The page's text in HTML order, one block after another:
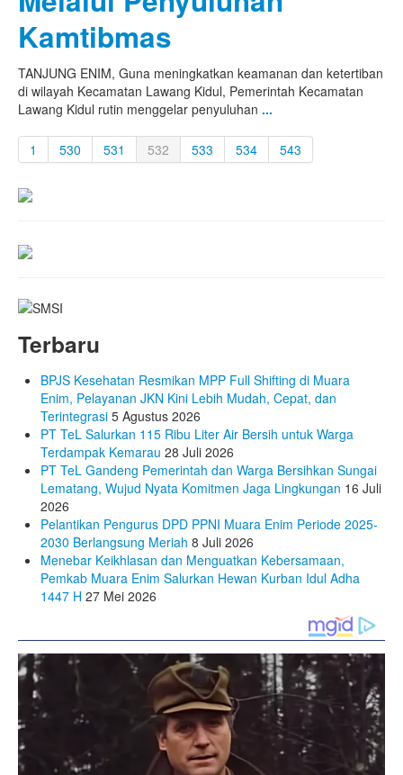
Kamtibmas
TANJUNG ENIM, Guna meningkatkan keamanan dan ketertiban
di wilayah Kecamatan Lawang Kidul, Pemerintah Kecamatan
Lawang Kidul rutin menggelar penyuluhan ...
1 530 531 532 533 534 543
Terbaru
BPJS Kesehatan Resmikan MPP Full Shifting di Muara
Enim, Pelayanan JKN Kini Lebih Mudah, Cepat, dan
Terintegrasi 5 Agustus 2026
PT TeL Salurkan 115 Ribu Liter Air Bersih untuk Warga
Terdampak Kemarau 28 Juli 2026
PT TeL Gandeng Pemerintah dan Warga Bersihkan Sungai
Lematang, Wujud Nyata Komitmen Jaga Lingkungan 16 Juli
2026
Pelantikan Pengurus DPD PPNI Muara Enim Periode 2025-
2030 Berlangsung Meriah 8 Juli 2026
Menebar Keikhlasan dan Menguatkan Kebersamaan,
Pemkab Muara Enim Salurkan Hewan Kurban Idul Adha
1447 H 27 Mei 2026